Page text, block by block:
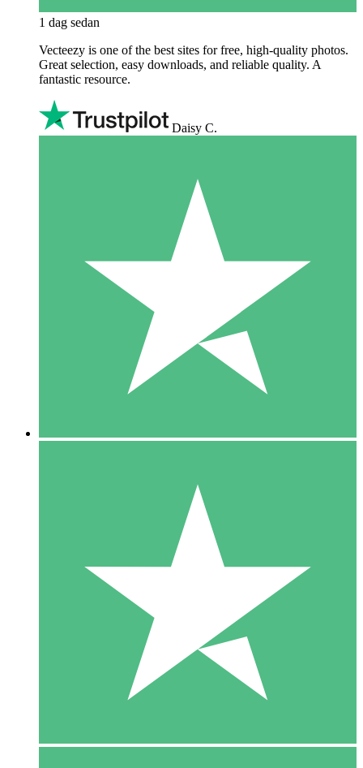
1 dag sedan
Vecteezy is one of the best sites for free, high‑quality photos.
Great selection, easy downloads, and reliable quality. A
fantastic resource.
Daisy C.